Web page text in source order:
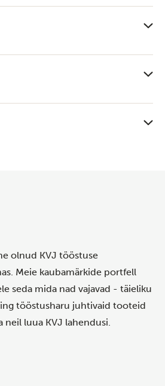
olnud KVJ tööstuse
Meie kaubamärkide portfell
seda mida nad vajavad - täieliku
tööstusharu juhtivaid tooteid
neil luua KVJ lahendusi.